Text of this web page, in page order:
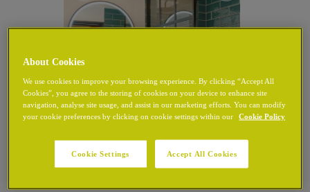
About Cookies
We use cookies to improve your browsing experience. By clicking “Accept All
Cookies”, you agree to the storing of cookies on your device to enhance site
navigation, analyse site usage, and assist in our marketing efforts. You can modify
your cookie preferences by clicking on cookie settings within our
Cookie Policy
Cookie Settings Accept All Cookies